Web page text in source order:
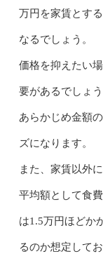
万円を家賃とす
なるでしょう。
価格を抑えたい
要があるでしょう
あらかじめ金額
ズになります。
また、家賃以外
平均額として食
は1.5万円ほどか
るのか想定して